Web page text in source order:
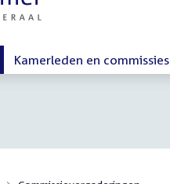
Kamerleden en commissies